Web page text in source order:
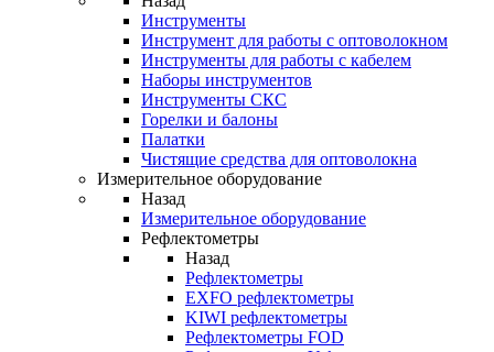
Инструменты
Инструмент для работы с оптоволокном
Инструменты для работы с кабелем
Наборы инструментов
Инструменты СКС
Горелки и балоны
Палатки
Чистящие средства для оптоволокна
Измерительное оборудование
Назад
Измерительное оборудование
Рефлектометры
Назад
Рефлектометры
EXFO рефлектометры
KIWI рефлектометры
Рефлектометры FOD